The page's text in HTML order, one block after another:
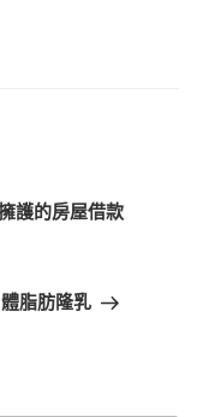
護的房屋借款
脂肪隆乳